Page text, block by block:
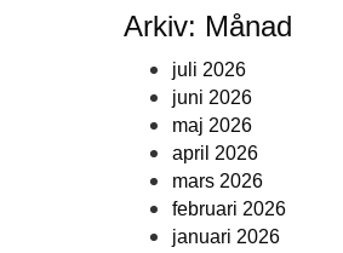
Arkiv: Månad
juli 2026
juni 2026
maj 2026
april 2026
mars 2026
februari 2026
januari 2026